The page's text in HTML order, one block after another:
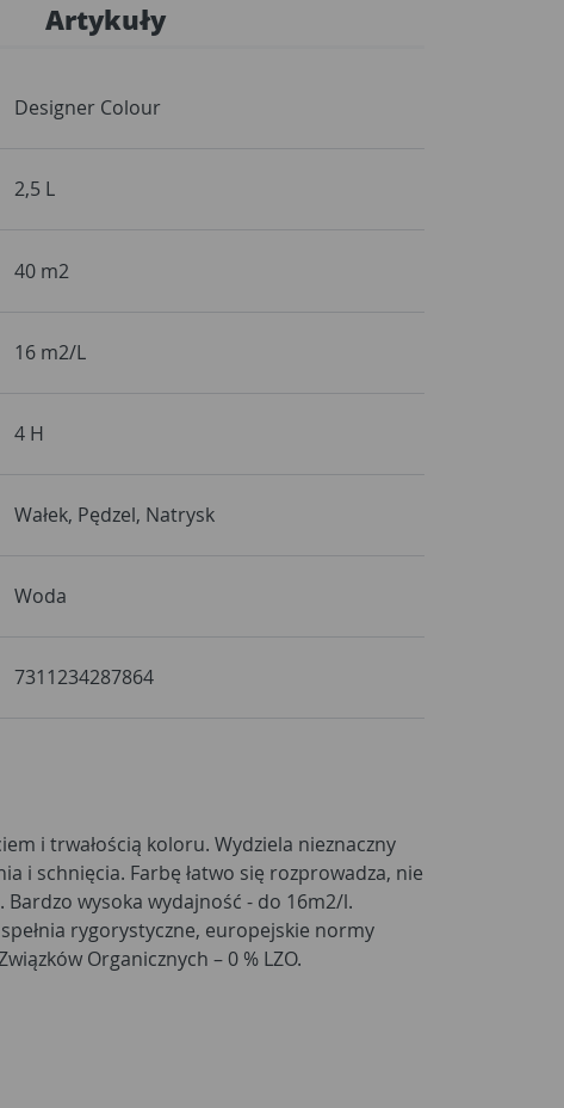
Artykuły
Designer Colour
2,5 L
40 m2
16 m2/L
4 H
Wałek, Pędzel, Natrysk
Woda
7311234287864
Organicznych – 0 % LZO.